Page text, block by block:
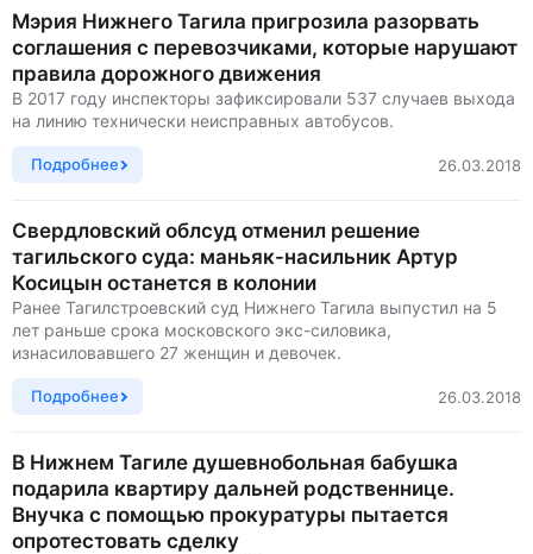
Мэрия Нижнего Тагила пригрозила разорвать
соглашения с перевозчиками, которые нарушают
правила дорожного движения
В 2017 году инспекторы зафиксировали 537 случаев выхода
на линию технически неисправных автобусов.
Подробнее 26.03.2018
Свердловский облсуд отменил решение
тагильского суда: маньяк-насильник Артур
Косицын останется в колонии
Ранее Тагилстроевский суд Нижнего Тагила выпустил на 5
лет раньше срока московского экс-силовика,
изнасиловавшего 27 женщин и девочек.
Подробнее 26.03.2018
В Нижнем Тагиле душевнобольная бабушка
подарила квартиру дальней родственнице.
Внучка с помощью прокуратуры пытается
опротестовать сделку